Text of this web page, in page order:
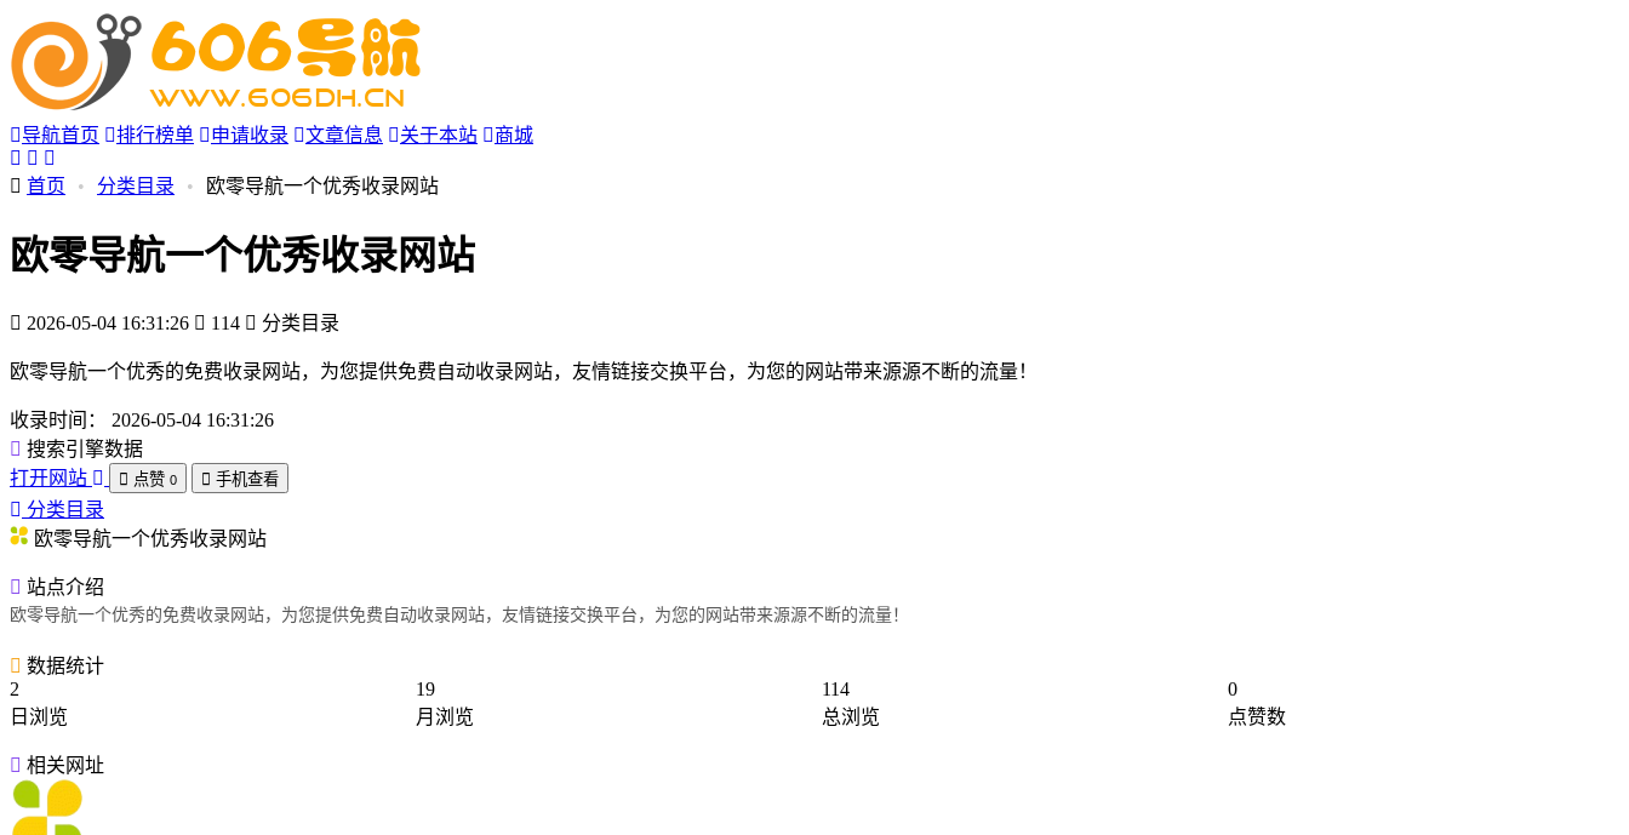
导航首页 排行榜单 申请收录 文章信息 关于本站 商城
首页 • 分类目录 • 欧零导航一个优秀收录网站
欧零导航一个优秀收录网站
2026-05-04 16:31:26 114 分类目录
欧零导航一个优秀的免费收录网站，为您提供免费自动收录网站，友情链接交换平台，为您的网站带来源源不断的流量！
收录时间：
2026-05-04 16:31:26
搜索引擎数据
打开网站
点赞 0 手机查看
分类目录
欧零导航一个优秀收录网站
站点介绍
欧零导航一个优秀的免费收录网站，为您提供免费自动收录网站，友情链接交换平台，为您的网站带来源源不断的流量！
数据统计
2
日浏览
19
月浏览
114
总浏览
0
点赞数
相关网址